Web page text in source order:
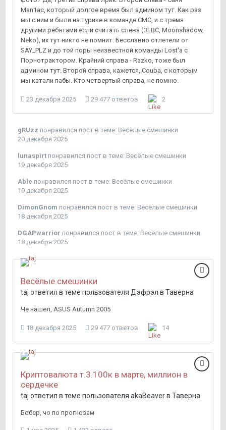
Man1ac, который долгое время был админом тут. Как раз
мы с ним и были на турике в команде СМС, и с тремя
другими ребятами если считать слева (ЗЕВС, Moonshadow,
Neko), их тут никто не помнит. Бесславно отлетели от
SAY_PLZ и до той поры неизвестной команды Lost'a с
Порнотрактором. Крайний справа - Razko, тоже был
админом тут. Второй справа, кажется, Couba, с которым
мы катали пабы. Кто четвертый справа, не помню.
23 декабря 2025 29 477 ответов 2
gRUzz понравился пост в теме: Весёлые смешинки
20 декабря 2025
lunaspirt понравился пост в теме: Весёлые смешинки
19 декабря 2025
Able понравился пост в теме: Весёлые смешинки
19 декабря 2025
DimоnGnom понравился пост в теме: Весёлые смешинки
18 декабря 2025
DGAPwarrior понравился пост в теме: Весёлые смешинки
18 декабря 2025
Весёлые смешинки
taj ответил в теме пользователя Дэфрэл в Таверна
Че нашел, ASUS Autumn 2005
18 декабря 2025 29 477 ответов 14
Криптовалюта т.3.100к в марте, миллион в
сердечке
taj ответил в теме пользователя akaBeaverв Таверна
Бобер, чо по прогнозам